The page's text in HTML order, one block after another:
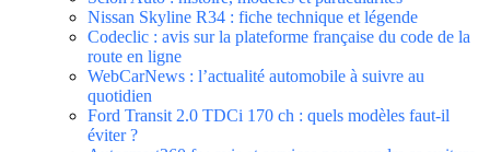
Nissan Skyline R34 : fiche technique et légende
Codeclic : avis sur la plateforme française du code de la
route en ligne
WebCarNews : l’actualité automobile à suivre au
quotidien
Ford Transit 2.0 TDCi 170 ch : quels modèles faut-il
éviter ?